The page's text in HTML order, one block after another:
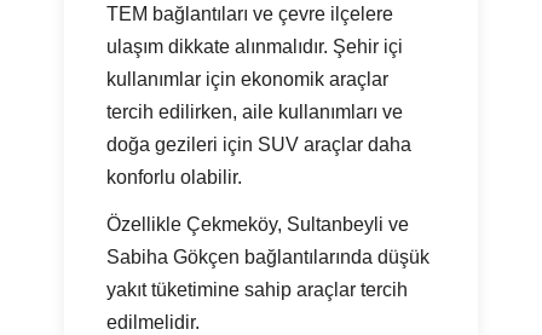
TEM bağlantıları ve çevre ilçelere
ulaşım dikkate alınmalıdır. Şehir içi
kullanımlar için ekonomik araçlar
tercih edilirken, aile kullanımları ve
doğa gezileri için SUV araçlar daha
konforlu olabilir.
Özellikle Çekmeköy, Sultanbeyli ve
Sabiha Gökçen bağlantılarında düşük
yakıt tüketimine sahip araçlar tercih
edilmelidir.